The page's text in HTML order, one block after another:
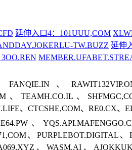
延伸入口4：101UUU,COM
TW.BUZZ 延伸
FANQIE.IN、
、TEAMH.CO.IL、
、CTCSHE,COM、RE0.CX、
、
、PURPLEBOT.DIGITAL、
、WASM.AI、